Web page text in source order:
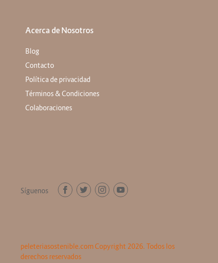
Acerca de Nosotros
Blog
Contacto
Política de privacidad
Términos & Condiciones
Colaboraciones
Síguenos
peleteriasostenible.com Copyright 2026. Todos los
derechos reservados